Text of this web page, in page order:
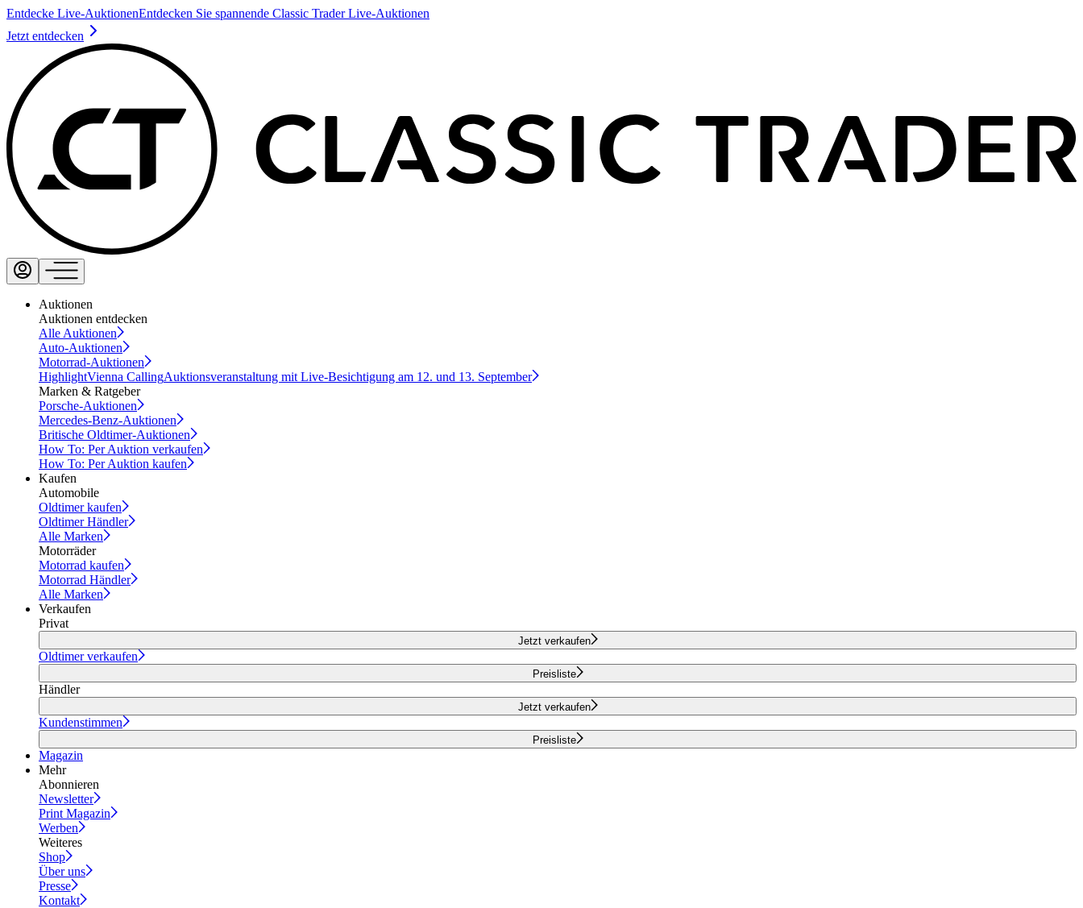
Entdecke Live-AuktionenEntdecken Sie spannende Classic Trader Live-Auktionen
Jetzt entdecken
Auktionen
Auktionen entdecken
Alle Auktionen
Auto-Auktionen
Motorrad-Auktionen
HighlightVienna CallingAuktionsveranstaltung mit Live-Besichtigung am 12. und 13. September
Marken & Ratgeber
Porsche-Auktionen
Mercedes-Benz-Auktionen
Britische Oldtimer-Auktionen
How To: Per Auktion verkaufen
How To: Per Auktion kaufen
Kaufen
Automobile
Oldtimer kaufen
Oldtimer Händler
Alle Marken
Motorräder
Motorrad kaufen
Motorrad Händler
Alle Marken
Verkaufen
Privat
Jetzt verkaufen
Oldtimer verkaufen
Preisliste
Händler
Jetzt verkaufen
Kundenstimmen
Preisliste
Magazin
Mehr
Abonnieren
Newsletter
Print Magazin
Werben
Weiteres
Shop
Über uns
Presse
Kontakt